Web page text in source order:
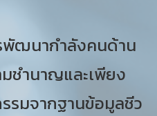
นากำลังคนด้าน
ชำนาญและเพียง
รมจากฐานข้อมูลชีว